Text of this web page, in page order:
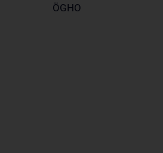
ÖGHO